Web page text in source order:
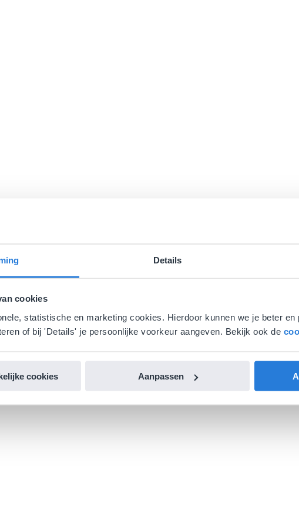
Details
cookies
statistische en marketing cookies. Hierdoor kunnen we je beter
of bij 'Details' je persoonlijke voorkeur aangeven. Bekijk ook de
cookies Aanpassen